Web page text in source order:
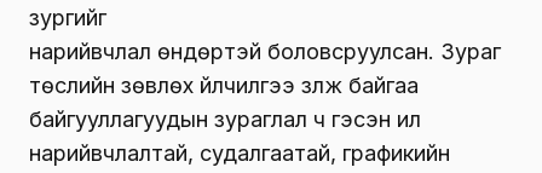
зургийг
нарийвчлал өндөртэй боловсруулсан. Зураг
төслийн зөвлөх үйлчилгээ үзүүлж байгаа
байгууллагуудын зураглал ч гэсэн илүү
нарийвчлалтай, судалгаатай, графикийн